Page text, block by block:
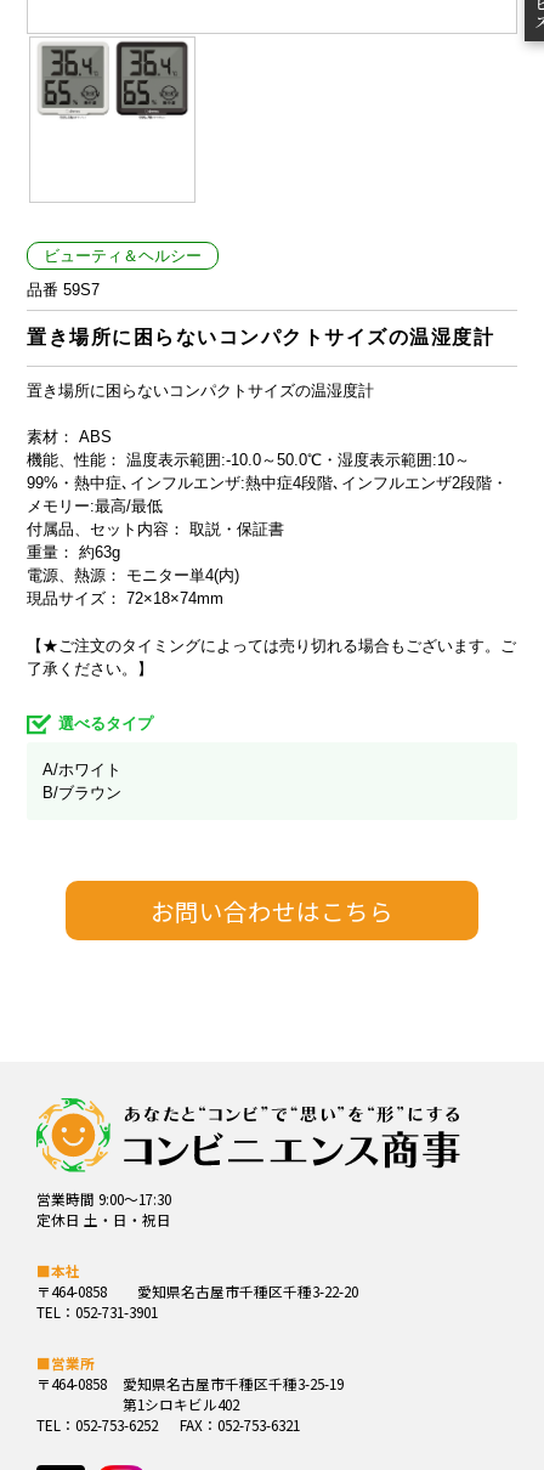
ビューティ＆ヘルシー
品番 59S7
置き場所に困らないコンパクトサイズの温湿度計
置き場所に困らないコンパクトサイズの温湿度計
素材： ABS
機能、性能： 温度表示範囲:-10.0～50.0℃・湿度表示範囲:10～
99%・熱中症､インフルエンザ:熱中症4段階､インフルエンザ2段階・
メモリー:最高/最低
付属品、セット内容： 取説・保証書
重量： 約63g
電源、熱源： モニター単4(内)
現品サイズ： 72×18×74mm
【★ご注文のタイミングによっては売り切れる場合もございます。ご
了承ください。】
選べるタイプ
A/ホワイト
B/ブラウン
営業時間 9:00～17:30
定休日 土・日・祝日
■本社
〒464-0858
愛知県名古屋市千種区千種3-22-20
TEL：052-731-3901
■営業所
〒464-0858
愛知県名古屋市千種区千種3-25-19
第1シロキビル402
TEL：052-753-6252
FAX：052-753-6321